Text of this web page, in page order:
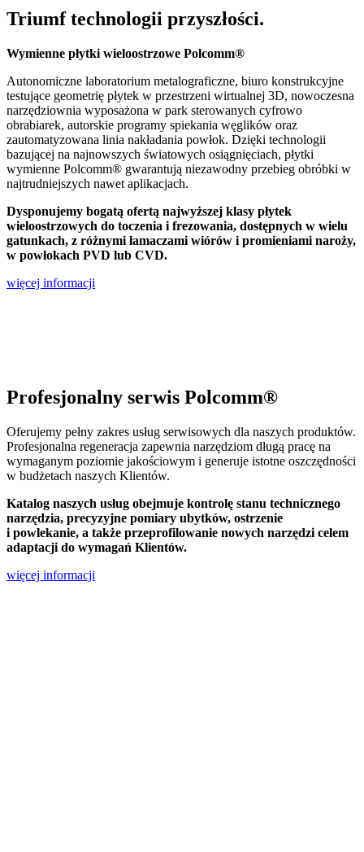
Triumf technologii przyszłości.
Wymienne płytki wieloostrzowe Polcomm®
Autonomiczne laboratorium metalograficzne, biuro konstrukcyjne
testujące geometrię płytek w przestrzeni wirtualnej 3D, nowoczesna
narzędziownia wyposażona w park sterowanych cyfrowo
obrabiarek, autorskie programy spiekania węglików oraz
zautomatyzowana linia nakładania powłok. Dzięki technologii
bazującej na najnowszych światowych osiągnięciach, płytki
wymienne Polcomm® gwarantują niezawodny przebieg obróbki w
najtrudniejszych nawet aplikacjach.
Dysponujemy bogatą ofertą najwyższej klasy płytek
wieloostrzowych do toczenia i frezowania, dostępnych w wielu
gatunkach, z różnymi łamaczami wiórów i promieniami naroży,
w powłokach PVD lub CVD.
więcej informacji
Profesjonalny serwis Polcomm®
Oferujemy pełny zakres usług serwisowych dla naszych produktów.
Profesjonalna regeneracja zapewnia narzędziom długą pracę na
wymaganym poziomie jakościowym i generuje istotne oszczędności
w budżetach naszych Klientów.
Katalog naszych usług obejmuje kontrolę stanu technicznego
narzędzia, precyzyjne pomiary ubytków, ostrzenie
i powlekanie, a także przeprofilowanie nowych narzędzi celem
adaptacji do wymagań Klientów.
więcej informacji